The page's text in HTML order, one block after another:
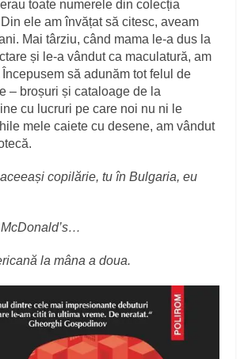
toate numerele din colecția
ele am învățat să citesc, aveam
Mai târziu, când mama le‑a dus la
și le‑a vândut ca maculatură, am
să adunăm tot felul de
– broșuri și cataloage de la
cu lucruri pe care noi nu ni le
mele caiete cu desene, am vândut
copilărie, tu în Bulgaria, eu
la mâna a doua.